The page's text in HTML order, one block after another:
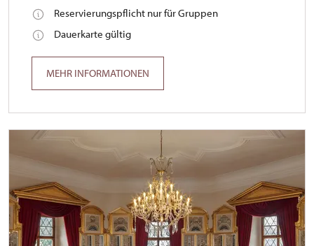
Reservierungspflicht nur für Gruppen
Dauerkarte gültig
MEHR INFORMATIONEN